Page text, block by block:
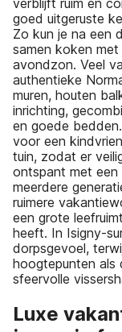
goed uitgeruste
Zo kun je na een
samen koken
avondzon. Veel
authentieke
muren, houten
inrichting,
en goede
voor een
tuin, zodat er
ontspant met een
meerdere
ruimere
een grote
heeft. In Isigny-
dorpsgevoel,
hoogtepunten als
sfeervolle
Luxe